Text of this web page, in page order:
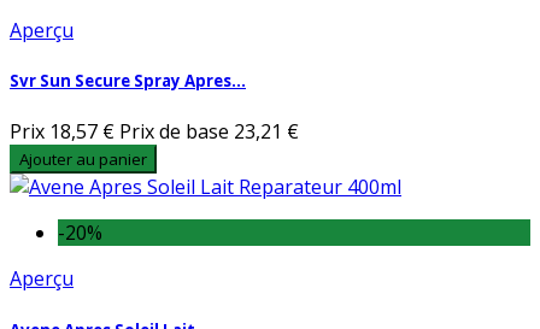
Aperçu
Svr Sun Secure Spray Apres...
Prix 18,57 € Prix de base 23,21 €
Ajouter au panier
-20%
Aperçu